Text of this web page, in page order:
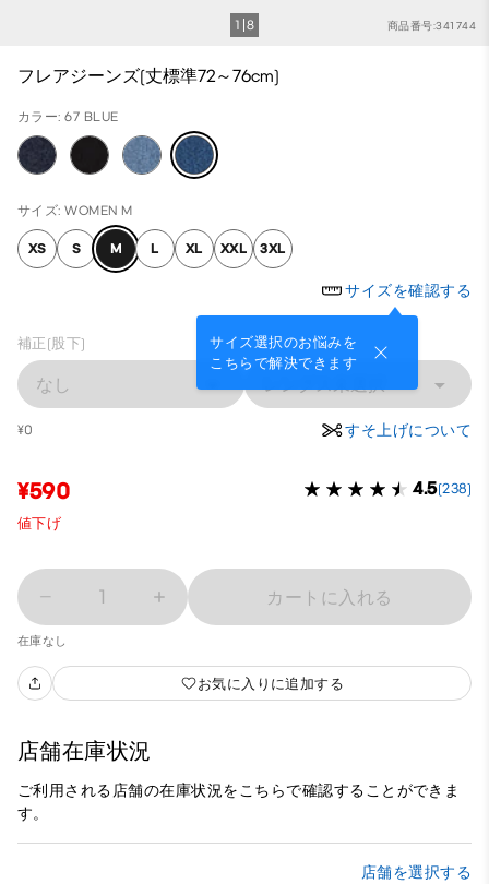
商品番号:341744
1 8
フレアジーンズ(丈標準72～76cm)
カラー: 67 BLUE
サイズ: WOMEN M
XS S M L XL XXL 3XL
サイズを確認する
サイズ選択のお悩みを
こちらで解決できます
補正(股下)
なし レングス未選択
¥0 すそ上げについて
¥590 4.5(238)
値下げ
1 カートに入れる
在庫なし
お気に入りに追加する
店舗在庫状況
ご利用される店舗の在庫状況をこちらで確認することができま
す。
店舗を選択する